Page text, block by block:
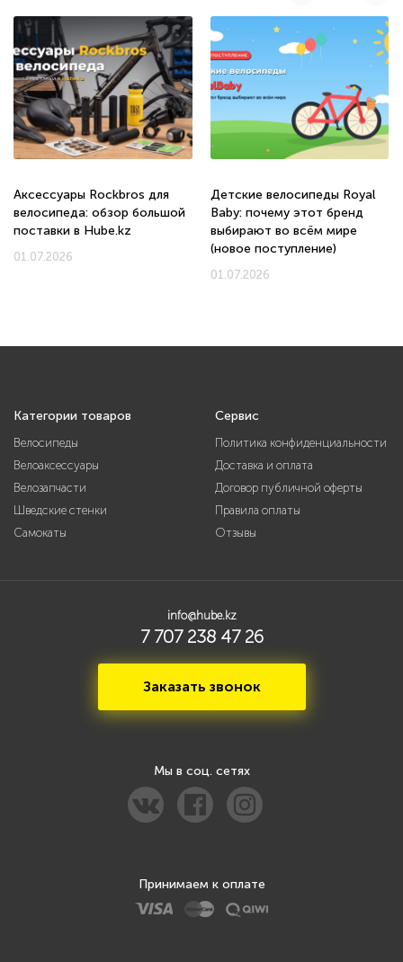
Аксессуары Rockbros для
велосипеда: обзор большой
поставки в Hube.kz
01.07.2026
Детские велосипеды Royal
Baby: почему этот бренд
выбирают во всём мире
(новое поступление)
01.07.2026
Категории товаров
Велосипеды
Велоаксессуары
Велозапчасти
Шведские стенки
Самокаты
Сервис
Политика конфиденциальности
Доставка и оплата
Договор публичной оферты
Правила оплаты
Отзывы
info@hube.kz
7 707 238 47 26
Заказать звонок
Мы в соц. сетях
Принимаем к оплате